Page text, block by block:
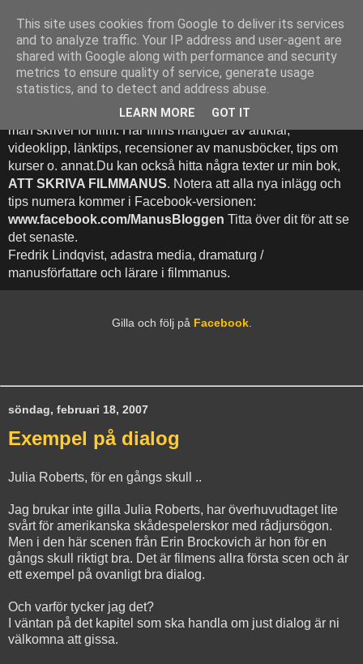
Att Skriva Filmmanus -
Bloggen
Denna blogg inehhåller runt 500 (!) inlägg med fokus på hur
man skriver för film. Här finns mängder av artiklar,
videoklipp, länktips, recensioner av manusböcker, tips om
kurser o. annat.Du kan också hitta några texter ur min bok,
ATT SKRIVA FILMMANUS. Notera att alla nya inlägg och
tips numera kommer i Facebook-versionen:
www.facebook.com/ManusBloggen Titta över dit för att se
det senaste.
Fredrik Lindqvist, adastra media, dramaturg /
manusförfattare och lärare i filmmanus.
Gilla och följ på Facebook.
söndag, februari 18, 2007
Exempel på dialog
Julia Roberts, för en gångs skull ..
Jag brukar inte gilla Julia Roberts, har överhuvudtaget lite
svårt för amerikanska skådespelerskor med rådjursögon.
Men i den här scenen från Erin Brockovich är hon för en
gångs skull riktigt bra. Det är filmens allra första scen och är
ett exempel på ovanligt bra dialog.
Och varför tycker jag det?
I väntan på det kapitel som ska handla om just dialog är ni
välkomna att gissa.
This site uses cookies from Google to deliver its services
and to analyze traffic. Your IP address and user-agent are
shared with Google along with performance and security
metrics to ensure quality of service, generate usage
statistics, and to detect and address abuse.
LEARN MORE GOT IT